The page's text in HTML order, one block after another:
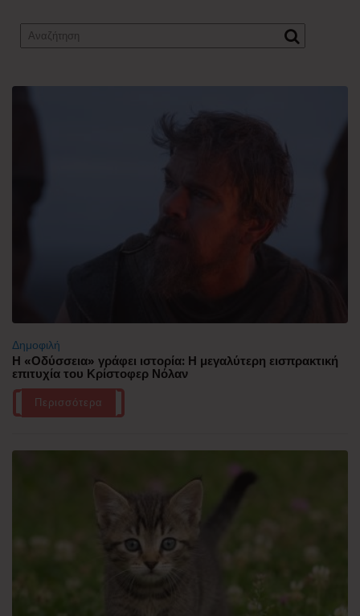
Δημοφιλή
Η «Οδύσσεια» γράφει ιστορία: Η μεγαλύτερη εισπρακτική
επιτυχία του Κρίστοφερ Νόλαν
Περισσότερα